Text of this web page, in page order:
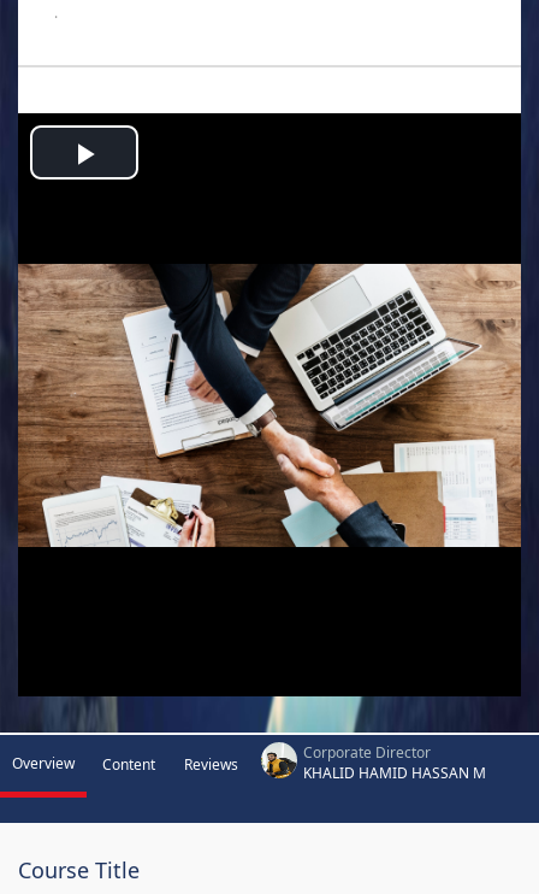
.
Play
Overview Content Reviews
Corporate Director
KHALID HAMID HASSAN M
Course Title